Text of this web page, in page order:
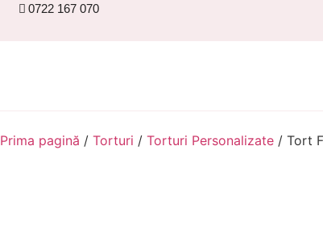
0722 167 070
Prima pagină / Torturi / Torturi Personalizate / Tort